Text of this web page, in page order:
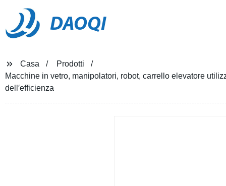
DAOQI
Casa
Prodotti
Macchine in vetro, manipolatori, robot, carrello elevatore
dell′efficienza